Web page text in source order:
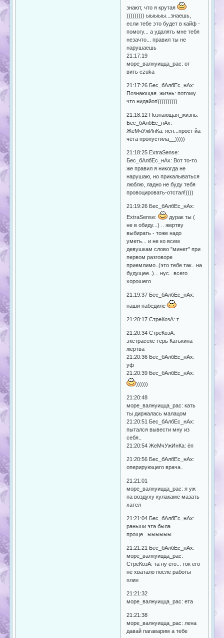
знают, что я крутая
))))))))) ыыыыы...знаешь,
если тебе это будет в кайф -
помогу... а удалять мне тебя
незачто... правил ты не
нарушаешь
21:17:19
море_валнуицца_рас: от
вить czuka
21:17:26 Бес_бАлбЕс_нАх:
Познающая_жизнь: потому
что нидайоп))))))))))
21:18:12 Познающая_жизнь:
Бес_бАлбЕс_нАх:
ЖеМчУжИнКа: ясн...прост йа
чёта пропустила__)))))
21:18:25 ExtraSense:
Бес_бАлбЕс_нАх: Вот то-то
же правил я никогда не
нарушаю, но прикалываться
люблю, ладно не буду тебя
провоцировать-отстал!))))
21:19:26 Бес_бАлбЕс_нАх:
ExtraSense:
дурак ты (
не в обиду...) .. жертву
выбирать - тоже надо
уметь... и не ко всем
девушкам слово "минет" при
первом разговоре
приемлимо..(это тебе так.. на
будущее..)... нус.. всего
хорошего
21:19:37 Бес_бАлбЕс_нАх:
наши пабедиле
21:20:17 СтреКозА: т
21:20:34 СтреКозА:
экстрасекс терь Катькина
жертва
21:20:36 Бес_бАлбЕс_нАх:
уф
21:20:39 Бес_бАлбЕс_нАх:
))))))
21:20:48
море_валнуицца_рас: кать
ты диржалась малацом
21:20:51 Бес_бАлбЕс_нАх:
пытался вывести мну из
себя..
21:20:54 ЖeМчУжИнКа: ёп
21:20:56 Бес_бАлбЕс_нАх:
оперирующего врача..
21:21:01
море_валнуицца_рас: я уж
па воздуху кулакаме мазать
хател
21:21:04 Бес_бАлбЕс_нАх:
раньши эта была
проще...ыыыыыы
21:21:21 Бес_бАлбЕс_нАх:
море_валнуицца_рас:
СтреКозА: та ну его... ток его
не хватало после работы
плин
21:21:32
море_валнуицца_рас: ета
21:21:38
море_валнуицца_рас: лена
давай пагаварим а тебе